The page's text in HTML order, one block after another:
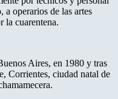
operarios de las artes
la cuarentena.
Aires, en 1980 y tras
Corrientes, ciudad natal de